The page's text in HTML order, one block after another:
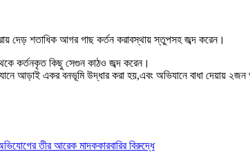
দেড় শতাধিক আগর গাছ কর্তন করাবস্থায় স্তুপসহ জব্দ করেন।
কর্তনকৃত কিছু সেগুন কাঠও জব্দ করেন।
আড়াই একর বনভূমি উদ্ধার করা হয়,এবং অভিযানে বাধা দেয়ায়
তীর আরেক মাদককারবারির বিরুদ্ধে